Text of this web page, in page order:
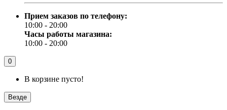
Прием заказов по телефону:
10:00 - 20:00
Часы работы магазина:
10:00 - 20:00
0
В корзине пусто!
Везде